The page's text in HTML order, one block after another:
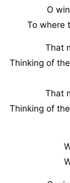
O
To where
That
Thinking of
That
Thinking of